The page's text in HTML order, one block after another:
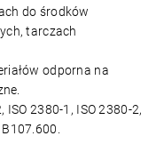
do środków
tarczach
odporna na
ISO 2380-1, ISO 2380-2,